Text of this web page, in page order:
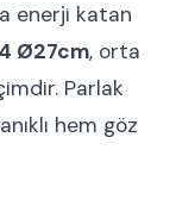
enerji katan
Ø27cm, orta
Parlak
hem göz